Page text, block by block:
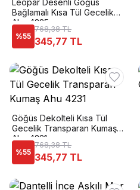
Leopar Desenli Göğüs
Bağlamalı Kısa Tül Gecelik
Ahu 4225
%55
768,38 TL
345,77 TL
Göğüs Dekolteli Kısa Tül
Gecelik Transparan Kumaş
Ahu 4231
%55
768,38 TL
345,77 TL